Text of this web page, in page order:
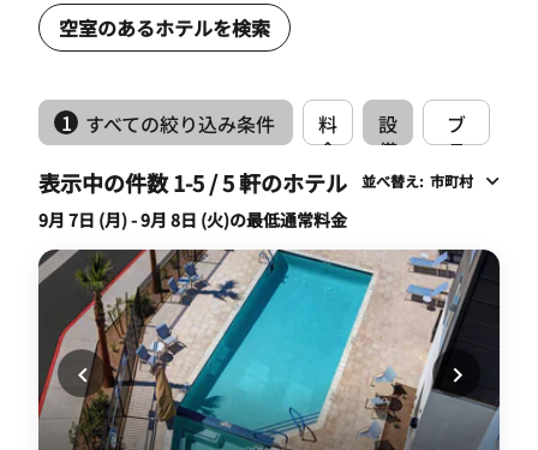
空室のあるホテルを検索
1 すべての絞り込み条件
料
金
設
備
ブ
ラ
ン
表示中の件数 1-5 / 5 軒のホテル 並べ替え: 市町村
9月 7日 (月) - 9月 8日 (火)の最低通常料金